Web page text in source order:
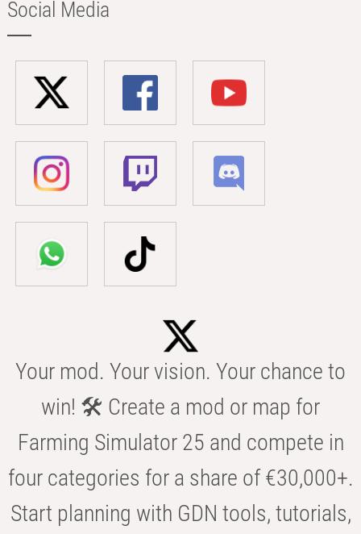
Social Media
Your mod. Your vision. Your chance to
win! 🛠️ Create a mod or map for
Farming Simulator 25 and compete in
four categories for a share of €30,000+.
Start planning with GDN tools, tutorials,